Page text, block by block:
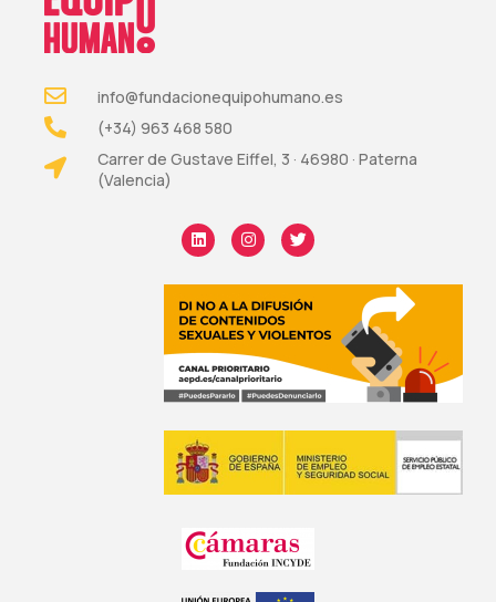
info@fundacionequipohumano.es
(+34) 963 468 580
Carrer de Gustave Eiffel, 3 · 46980 · Paterna
(Valencia)